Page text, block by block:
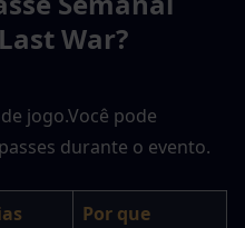
War?
jogo.Você pode
durante o evento.
Por que